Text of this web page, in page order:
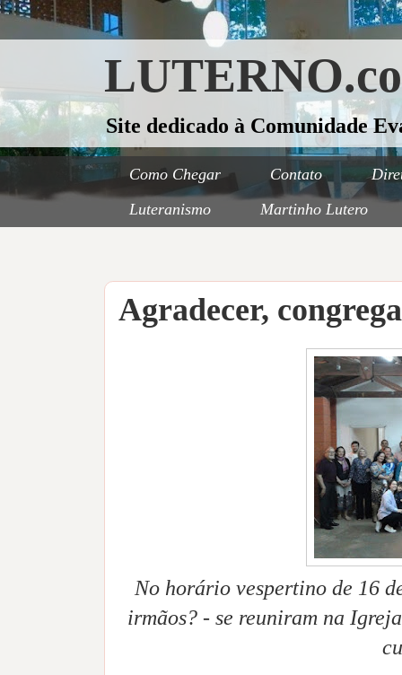
Site dedicado à Comunidade
Como Chegar Contato
Luteranismo
Martinho Lutero
Agradecer,
No horário vespertino de 16
irmãos? - se reuniram na